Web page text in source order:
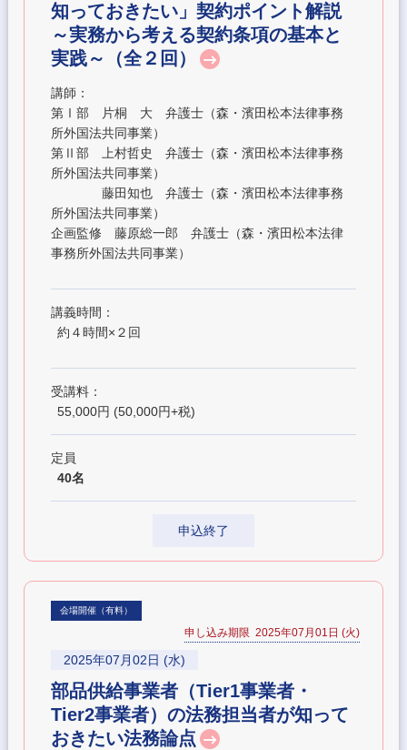
知っておきたい」契約ポイント解説
～実務から考える契約条項の基本と
実践～（全２回）
講師：
第Ⅰ部 片桐 大 弁護士（森・濱田松本法律事務
所外国法共同事業）
第Ⅱ部 上村哲史 弁護士（森・濱田松本法律事務
所外国法共同事業）
藤田知也 弁護士（森・濱田松本法律事務
所外国法共同事業）
企画監修 藤原総一郎 弁護士（森・濱田松本法律
事務所外国法共同事業）
講義時間：
約４時間×２回
受講料：
55,000円 (50,000円+税)
定員
40名
申込終了
会場開催（有料）
申し込み期限 2025年07月01日 (火)
2025年07月02日 (水)
部品供給事業者（Tier1事業者・
Tier2事業者）の法務担当者が知って
おきたい法務論点